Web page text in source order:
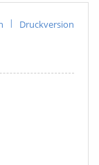
| Druckversion